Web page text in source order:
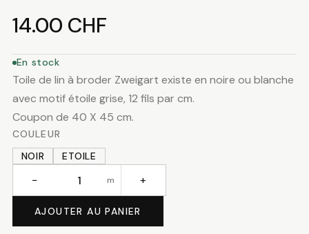
14.00 CHF
En stock
Toile de lin à broder Zweigart existe en noire ou blanche
avec motif étoile grise, 12 fils par cm.
Coupon de 40 X 45 cm.
COULEUR
NOIR
ETOILE
toile
− m +
AJOUTER AU PANIER